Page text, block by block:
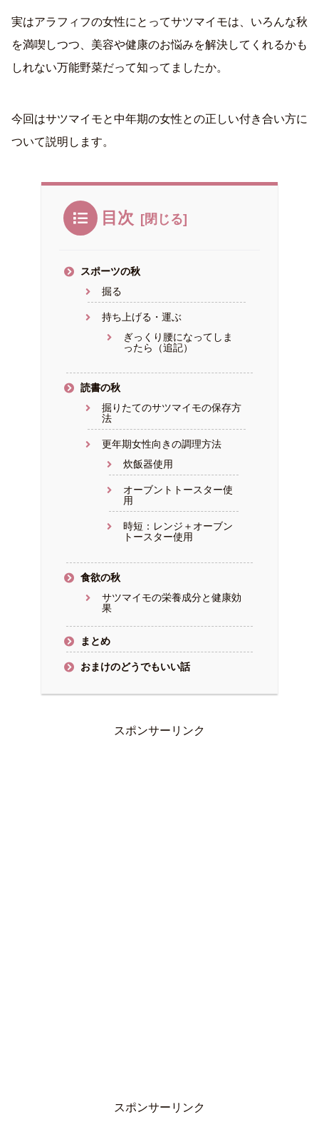
実はアラフィフの女性にとってサツマイモは、いろんな秋
を満喫しつつ、美容や健康のお悩みを解決してくれるかも
しれない万能野菜だって知ってましたか。
今回はサツマイモと中年期の女性との正しい付き合い方に
ついて説明します。
目次
スポーツの秋
掘る
持ち上げる・運ぶ
ぎっくり腰になってしま
ったら（追記）
読書の秋
掘りたてのサツマイモの保存方
法
更年期女性向きの調理方法
炊飯器使用
オーブントトースター使
用
時短：レンジ＋オーブン
トースター使用
食欲の秋
サツマイモの栄養成分と健康効
果
まとめ
おまけのどうでもいい話
スポンサーリンク
スポンサーリンク